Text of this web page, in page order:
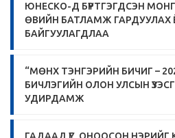
ЮНЕСКО-Д БҮРТГЭГДСЭН
ӨВИЙН БАТЛАМЖ ГАРДУУЛАХ
БАЙГУУЛАГДЛАА
“МӨНХ ТЭНГЭРИЙН БИЧИГ –
БИЧЛЭГИЙН ОЛОН УЛСЫН
УДИРДАМЖ